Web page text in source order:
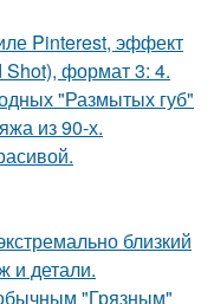
Pinterest, эффект
Shot), формат 3: 4.
"Размытых губ"
из 90-х.
близкий
и детали.
"Грязным"